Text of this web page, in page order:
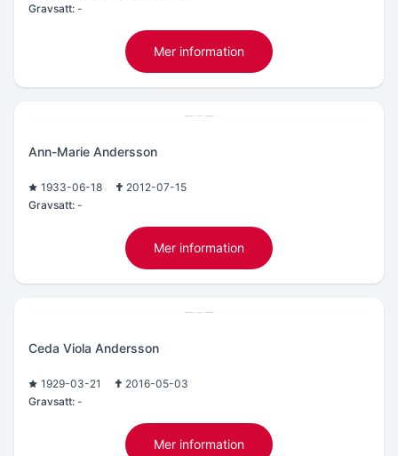
Gravsatt: -
Mer information
Ann-Marie Andersson
1933-06-18
2012-07-15
Gravsatt: -
Mer information
Ceda Viola Andersson
1929-03-21
2016-05-03
Gravsatt: -
Mer information